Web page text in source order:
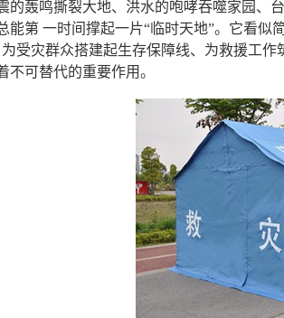
的轰鸣撕裂大地、洪水的咆哮吞噬家园、
能第 一时间撑起一片“临时天地”。它看似
受灾群众搭建起生存保障线、为救援工
不可替代的重要作用。